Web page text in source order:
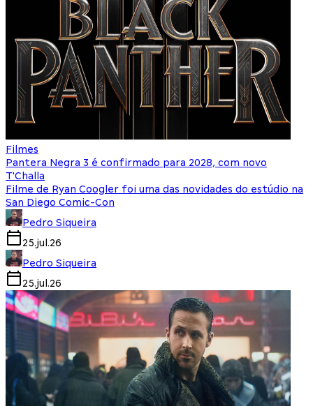
Filmes
Pantera Negra 3 é confirmado para 2028, com novo
T'Challa
Filme de Ryan Coogler foi uma das novidades do estúdio na
San Diego Comic-Con
Pedro Siqueira
25.jul.26
Pedro Siqueira
25.jul.26